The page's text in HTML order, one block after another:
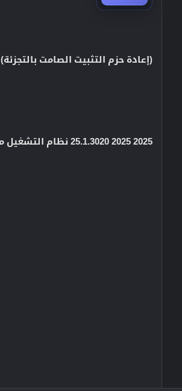
(إعادة حزم التثبيت الصامت بالتجزئة) x86
2025 2025 25.1.3020 نظام التشغيل ماك